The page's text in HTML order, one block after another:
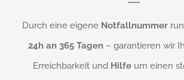
Durch eine eigene Notfallnummer
24h an 365 Tagen– garantieren wir
Erreichbarkeit und Hilfeum einen